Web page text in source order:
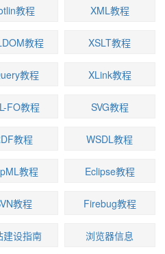
教程 XML教程
教程 XSLT教程
教程 XLink教程
FO教程 SVG教程
教程 WSDL教程
教程 Eclipse教程
教程 Firebug教程
建设指南 浏览器信息